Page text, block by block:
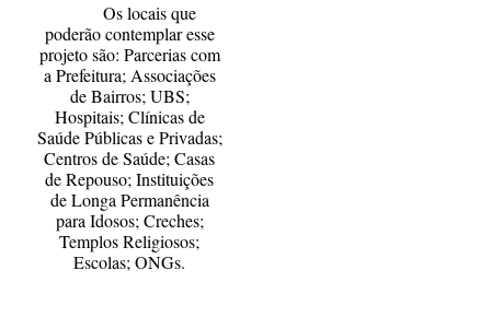
Os locais que
poderão contemplar esse
projeto são: Parcerias com
a Prefeitura; Associações
de Bairros; UBS;
Hospitais; Clínicas de
Saúde Públicas e Privadas;
Centros de Saúde; Casas
de Repouso; Instituições
de Longa Permanência
para Idosos; Creches;
Templos Religiosos;
Escolas; ONGs.